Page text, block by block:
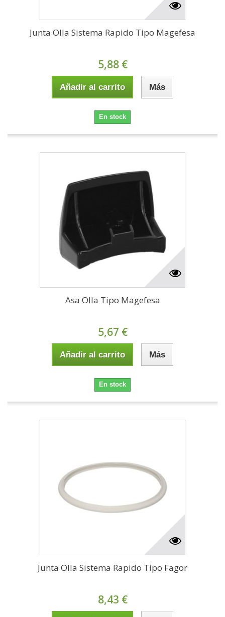
Junta Olla Sistema Rapido Tipo Magefesa
5,88 €
Añadir al carrito Más
En stock
Asa Olla Tipo Magefesa
5,67 €
Añadir al carrito Más
En stock
Junta Olla Sistema Rapido Tipo Fagor
8,43 €